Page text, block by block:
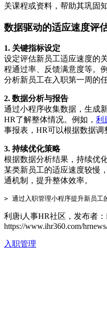
关课程或资料，帮助其巩固知
数据驱动的适应速度评
1. 关键指标设定
设定评估新员工适应速度的
程通过率、反馈满意度等。
分析新员工在入职第一周的
2. 数据分析与报告
通过小程序收集数据，生成
HR了解整体情况。例如， 利
事报表，HR可以根据数据调
3. 持续优化策略
根据数据分析结果，持续优
某类新员工的适应速度较慢
通机制，提升整体效率。
利唐i人事HR社区，发布者：
https://www.ihr360.com/
入职管理